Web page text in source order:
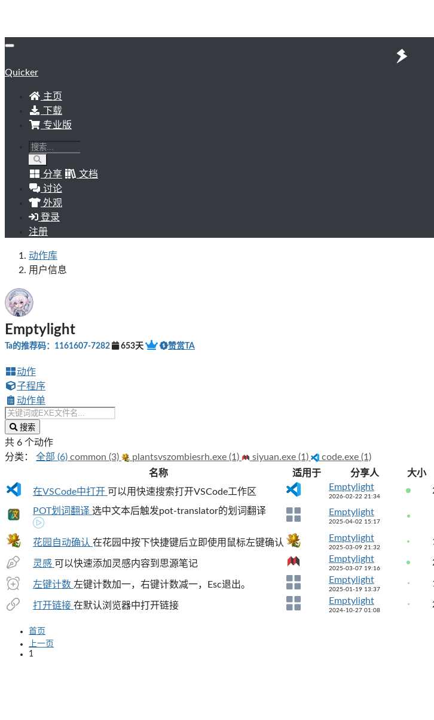
Quicker
主页
下载
专业版
分享
文档
讨论
外观
登录
注册
动作库
用户信息
Emptylight
Ta的推荐码：1161607-7282 653天 赞赏TA
动作
子程序
动作单
搜索
共 6 个动作
分类：
全部 (6) common (3) plantsvszombiesrh.exe (1) siyuan.exe (1)
code.exe (1)
名称
适用于 分享人 大小
在VSCode中打开 可以用快速搜索打开VSCode工作区 Emptylight
2026-02-22 21:34
POT划词翻译 选中文本后触发pot-translator的划词翻译 Emptylight
2025-04-02 15:17
花园自动确认 在花园中按下快捷键后立即使用鼠标左键确认 Emptylight
2025-03-09 21:32
灵感 可以快速添加灵感内容到思源笔记 Emptylight
2025-03-07 19:16
左键计数 左键计数加一，右键计数减一，Esc退出。 Emptylight
2025-01-19 13:37
打开链接 在默认浏览器中打开链接 Emptylight
2024-10-27 01:08
首页
上一页
1